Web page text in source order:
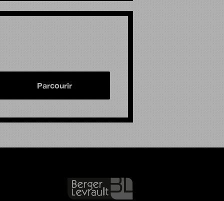
Parcourir